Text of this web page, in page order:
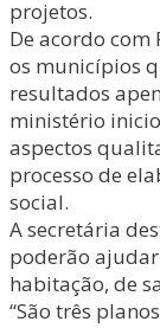
projetos.
De acordo com
os municípios
resultados
ministério
aspectos
processo de
social.
A secretária
poderão
habitação, de
“São três